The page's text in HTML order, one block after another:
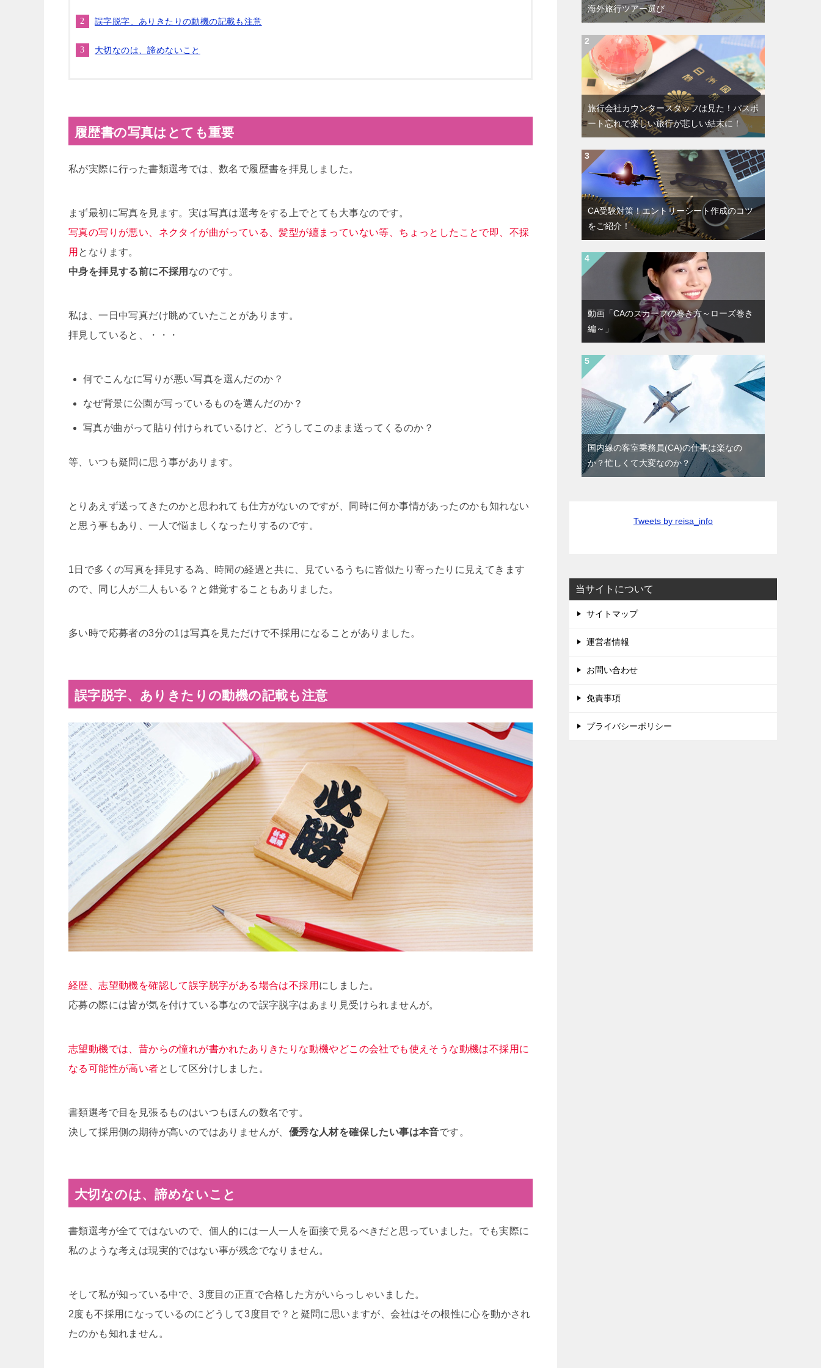
誤字脱字、ありきたりの動機の記載も注意
大切なのは、諦めないこと
履歴書の写真はとても重要
私が実際に行った書類選考では、数名で履歴書を拝見しました。
まず最初に写真を見ます。実は写真は選考をする上でとても大事なのです。
写真の写りが悪い、ネクタイが曲がっている、髪型が纏まっていない等、ちょっとしたことで即、不採
用 となります。
中身を拝見する前に不採用 なのです。
私は、一日中写真だけ眺めていたことがあります。
拝見していると、・・・
何でこんなに写りが悪い写真を選んだのか？
なぜ背景に公園が写っているものを選んだのか？
写真が曲がって貼り付けられているけど、どうしてこのまま送ってくるのか？
等、いつも疑問に思う事があります。
とりあえず送ってきたのかと思われても仕方がないのですが、同時に何か事情があったのかも知れない
と思う事もあり、一人で悩ましくなったりするのです。
1日で多くの写真を拝見する為、時間の経過と共に、見ているうちに皆似たり寄ったりに見えてきます
ので、同じ人が二人もいる？と錯覚することもありました。
多い時で応募者の3分の1は写真を見ただけで不採用になることがありました。
誤字脱字、ありきたりの動機の記載も注意
経歴、志望動機を確認して誤字脱字がある場合は不採用 にしました。
応募の際には皆が気を付けている事なので誤字脱字はあまり見受けられませんが。
志望動機では、昔からの憧れが書かれたありきたりな動機やどこの会社でも使えそうな動機は不採用に
なる可能性が高い者として区分けしました。
書類選考で目を見張るものはいつもほんの数名です。
決して採用側の期待が高いのではありませんが、 優秀な人材を確保したい事は本音です。
大切なのは、諦めないこと
書類選考が全てではないので、個人的には一人一人を面接で見るべきだと思っていました。でも実際に
私のような考えは現実的ではない事が残念でなりません。
そして私が知っている中で、3度目の正直で合格した方がいらっしゃいました。
2度も不採用になっているのにどうして3度目で？と疑問に思いますが、会社はその根性に心を動かされ
たのかも知れません。
海外旅行ツアー選び
旅行会社カウンタースタッフは見た！パスポ
ート忘れで楽しい旅行が悲しい結末に！
CA受験対策！エントリーシート作成のコツ
をご紹介！
動画「CAのスカーフの巻き方～ローズ巻き
編～」
国内線の客室乗務員(CA)の仕事は楽なの
か？忙しくて大変なのか？
Tweets by reisa_info
当サイトについて
サイトマップ
運営者情報
お問い合わせ
免責事項
プライバシーポリシー